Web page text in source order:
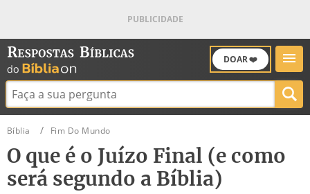
DOAR ❤️
Buscar:
Bíblia Fim Do Mundo
O que é o Juízo Final (e como
será segundo a Bíblia)